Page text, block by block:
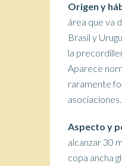
Origen y h
área que va
Brasil y
la
Aparece
raramente
asociaciones.
Aspecto y
alcanzar 30
copa ancha